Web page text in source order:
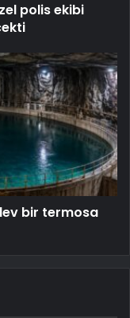
polis ekibi
bir termosa